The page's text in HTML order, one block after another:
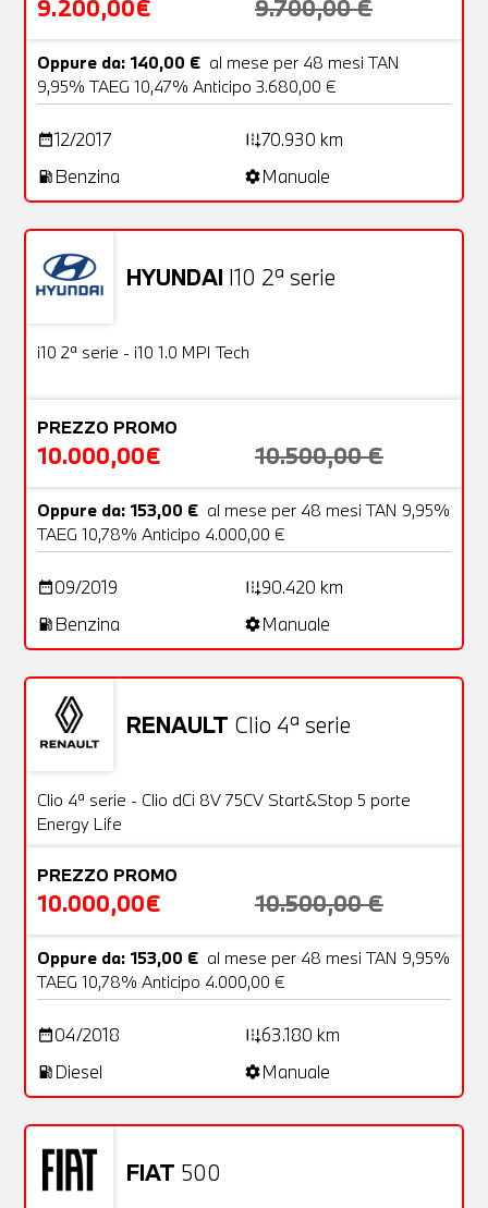
9.200,00€ 9.700,00 €
Oppure da: 140,00 € al mese per 48 mesi TAN
9,95% TAEG 10,47% Anticipo 3.680,00 €
date_range12/2017 add_road70.930 km
local_gas_station Benzina settingsManuale
HYUNDAI I10 2ª serie
OFFERTA
Usato
i10 2ª serie - i10 1.0 MPI Tech
PREZZO PROMO
10.000,00€ 10.500,00 €
Oppure da: 153,00 € al mese per 48 mesi TAN 9,95%
TAEG 10,78% Anticipo 4.000,00 €
date_range09/2019 add_road90.420 km
local_gas_station Benzina settingsManuale
RENAULT Clio 4ª serie
OFFERTA
Usato
Clio 4ª serie - Clio dCi 8V 75CV Start&Stop 5 porte
Energy Life
PREZZO PROMO
10.000,00€ 10.500,00 €
Oppure da: 153,00 € al mese per 48 mesi TAN 9,95%
TAEG 10,78% Anticipo 4.000,00 €
date_range04/2018 add_road63.180 km
local_gas_station Diesel settingsManuale
FIAT 500
Usato